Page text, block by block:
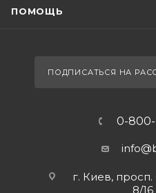
ПОМОЩЬ
ПОДПИСАТЬСЯ НА
0-800-
г. Киев,
8/